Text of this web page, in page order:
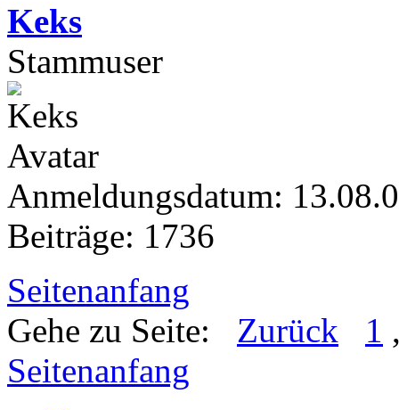
Keks
Stammuser
Anmeldungsdatum:
Beiträge: 1736
Seitenanfang
Gehe zu Seite: Zurück 1
Seitenanfang